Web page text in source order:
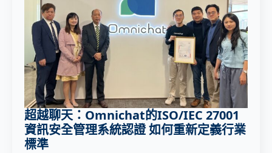
超越聊天：Omnichat的ISO/IEC 27001
資訊安全管理系統認證 如何重新定義行業
標準